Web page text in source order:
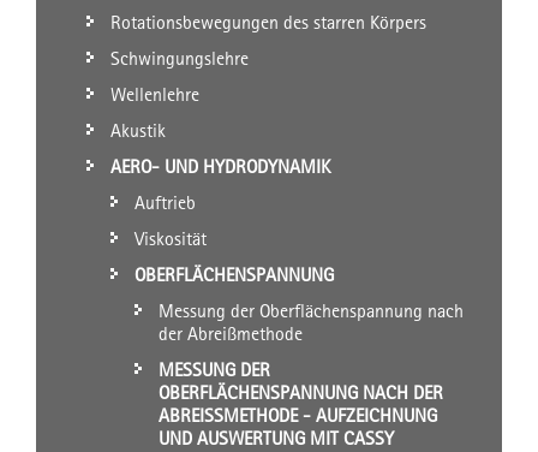
Rotationsbewegungen des starren Körpers
Schwingungslehre
Wellenlehre
Akustik
AERO- UND HYDRODYNAMIK
Auftrieb
Viskosität
OBERFLÄCHENSPANNUNG
Messung der Oberflächenspannung nach
der Abreißmethode
MESSUNG DER
OBERFLÄCHENSPANNUNG NACH DER
ABREISSMETHODE - AUFZEICHNUNG U
ND AUSWERTUNG MIT CASSY